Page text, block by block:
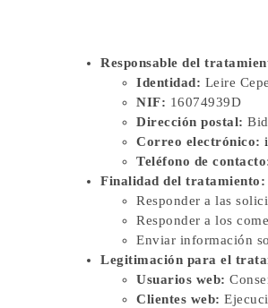
Responsable del
Identidad: Leire
NIF: 16074939D
Dirección postal:
Correo electrónico:
Teléfono de
Finalidad del tratamiento:
Responder a las
Responder a los
Enviar información
Legitimación para el
Usuarios web:
Clientes web: